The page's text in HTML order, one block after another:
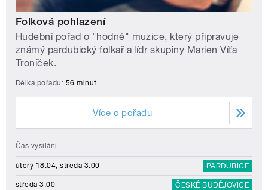
Folková pohlazení
Hudební pořad o "hodné" muzice, který připravuje
známý pardubický folkař a lídr skupiny Marien Víťa
Troníček.
Délka pořadu: 56 minut
Více o pořadu
Čas vysílání
úterý 18:04, středa 3:00 PARDUBICE
středa 3:00 ČESKÉ BUDĚJOVICE